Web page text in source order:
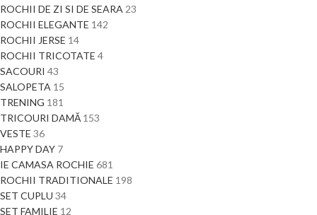
ROCHII DE ZI SI DE SEARA 23
ROCHII ELEGANTE 142
ROCHII JERSE 14
ROCHII TRICOTATE 4
SACOURI 43
SALOPETA 15
TRENING 181
TRICOURI DAMĂ 153
VESTE 36
HAPPY DAY 7
IE CAMASA ROCHIE 681
ROCHII TRADITIONALE 198
SET CUPLU 34
SET FAMILIE 12